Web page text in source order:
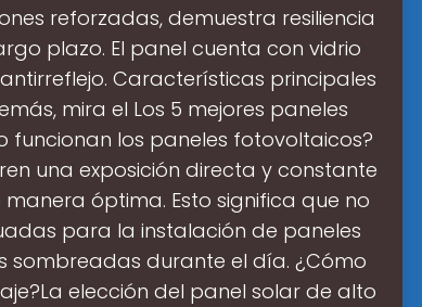
reforzadas, demuestra resiliencia
plazo. El panel cuenta con vidrio
Características principales
mira el Los 5 mejores paneles
funcionan los paneles fotovoltaicos?
una exposición directa y constante
óptima. Esto significa que no
para la instalación de paneles
sombreadas durante el día. ¿Cómo
elección del panel solar de alto